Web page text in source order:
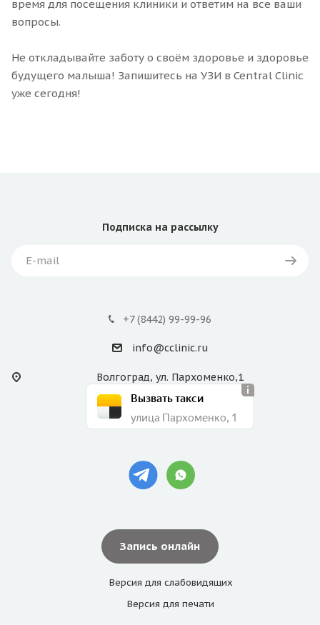
время для посещения клиники и ответим на все ваши
вопросы.
Не откладывайте заботу о своём здоровье и здоровье
будущего малыша! Запишитесь на УЗИ в Central Clinic
уже сегодня!
Подписка на рассылку
+7 (8442) 99-99-96
info@cclinic.ru
Волгоград, ул. Пархоменко,1
Вызвать такси
улица Пархоменко, 1
Запись онлайн
Версия для слабовидящих
Версия для печати